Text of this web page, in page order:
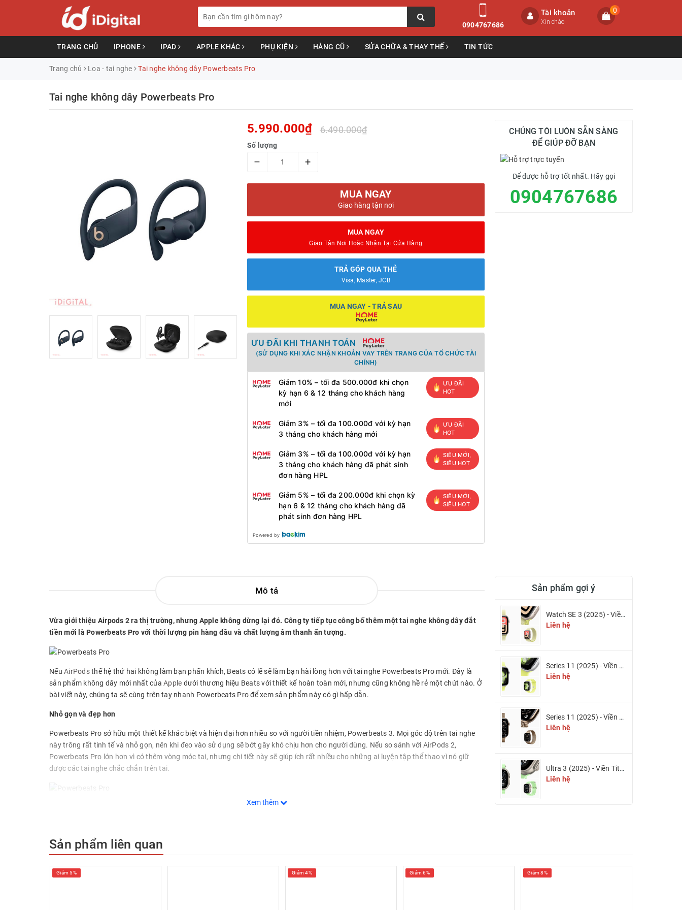
0904767686
Tài khoản
Xin chào
0
TRANG CHỦ IPHONE IPAD APPLE KHÁC PHỤ KIỆN HÀNG CŨ SỬA CHỮA & THAY THẾ TIN TỨC
Trang chủ Loa - tai nghe Tai nghe không dây Powerbeats Pro
Tai nghe không dây Powerbeats Pro
5.990.000₫ 6.490.000₫
Số lượng
– +
MUA NGAY
Giao hàng tận nơi
MUA NGAY
Giao Tận Nơi Hoặc Nhận Tại Cửa Hàng
TRẢ GÓP QUA THẺ
Visa, Master, JCB
MUA NGAY - TRẢ SAU
ƯU ĐÃI KHI THANH TOÁN
(SỬ DỤNG KHI XÁC NHẬN KHOẢN VAY TRÊN TRANG CỦA TỔ CHỨC TÀI
CHÍNH)
Giảm 10% – tối đa 500.000đ khi chọn
kỳ hạn 6 & 12 tháng cho khách hàng
mới
ƯU ĐÃI
HOT
Giảm 3% – tối đa 100.000đ với kỳ hạn
3 tháng cho khách hàng mới
ƯU ĐÃI
HOT
Giảm 3% – tối đa 100.000đ với kỳ hạn
3 tháng cho khách hàng đã phát sinh
đơn hàng HPL
SIÊU MỚI,
SIÊU HOT
Giảm 5% – tối đa 200.000đ khi chọn kỳ
hạn 6 & 12 tháng cho khách hàng đã
phát sinh đơn hàng HPL
SIÊU MỚI,
SIÊU HOT
Powered by
CHÚNG TÔI LUÔN SẴN SÀNG
ĐỂ GIÚP ĐỠ BẠN
Để được hỗ trợ tốt nhất. Hãy gọi
0904767686
Mô tả
Vừa giới thiệu Airpods 2 ra thị trường, nhưng Apple không dừng lại đó. Công ty tiếp tục công bố thêm một tai nghe không dây đắt
tiền mới là Powerbeats Pro với thời lượng pin hàng đầu và chất lượng âm thanh ấn tượng.
Nếu AirPodsthế hệ thứ hai không làm bạn phấn khích, Beats có lẽ sẽ làm bạn hài lòng hơn với tai nghe Powerbeats Pro mới. Đây là
sản phẩm không dây mới nhất của Apple dưới thương hiệu Beats với thiết kế hoàn toàn mới, nhưng cũng không hề rẻ một chút nào. Ở
bài viết này, chúng ta sẽ cùng trên tay nhanh Powerbeats Pro để xem sản phẩm này có gì hấp dẫn.
Nhỏ gọn và đẹp hơn
Powerbeats Pro sở hữu một thiết kế khác biệt và hiện đại hơn nhiều so với người tiền nhiệm, Powerbeats 3. Mọi góc độ trên tai nghe
này trông rất tinh tế và nhỏ gọn, nên khi đeo vào sử dụng sẽ bớt gây khó chịu hơn cho người dùng. Nếu so sánh với AirPods 2,
Powerbeats Pro lớn hơn vì có thêm vòng móc tai, nhưng chi tiết này sẽ giúp ích rất nhiều cho những ai luyện tập thể thao vì nó giữ
được các tai nghe chắc chắn trên tai.
Theo như Apple chia sẻ, Powerbeats Pro có trọng lượng giảm 17% và khối lượng bên trong giảm 23%. Chắc chắn các thông số này
Phần loa trong mỗi củ tai được đặt hơi lệch khỏi trục thân tai nghe một chút, kết hợp với các nút nhét tai silicon mềm mại giúp cho việc
cũng "lo lắng" rằng người dùng sẽ có nhiều cỡ tai nên họ cung cấp tới 4 miếng nhét tai silicon khác nhau từ lớn tới nhỏ.
Xem thêm
Sản phẩm gợi ý
Watch SE 3 (2025) - Viền nhôm & Dây cao su
Liên hệ
Series 11 (2025) - Viền nhôm & Dây cao su
Liên hệ
Series 11 (2025) - Viền Titan & Dây Titan Milan (eSIM)
Liên hệ
Ultra 3 (2025) - Viền Titan 49mm (eSIM)
Liên hệ
Sản phẩm liên quan
Giảm 5% Giảm 4% Giảm 6% Giảm 8%